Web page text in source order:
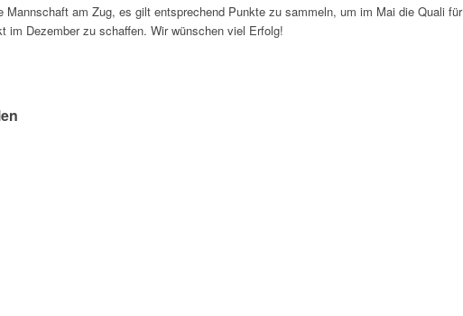
Mannschaft am Zug, es gilt entsprechend Punkte zu sammeln, um im Mai die Quali für
im Dezember zu schaffen. Wir wünschen viel Erfolg!